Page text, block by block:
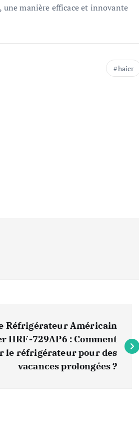
, une manière efficace et innovante
haier
Réfrigérateur Américain
HRF-729AP6 : Comment
le réfrigérateur pour des
vacances prolongées ?